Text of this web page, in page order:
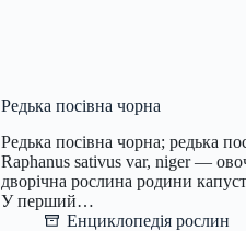
Редька посівна чорна
Редька посівна чорна; редька
Raphanus sativus var, niger —
дворічна рослина родини
У перший…
Енциклопедія рослин